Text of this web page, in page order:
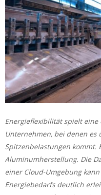
Energieflexibilität spielt eine
Unternehmen, bei denen es
Spitzenbelastungen kommt.
Aluminumherstellung. Die
einer Cloud-Umgebung
Energiebedarfs deutlich